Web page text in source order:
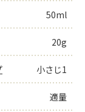
50ml
20g
小さじ1
適量